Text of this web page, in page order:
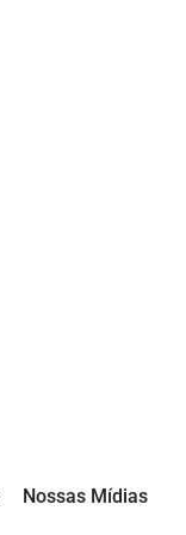
Nossas Mídias